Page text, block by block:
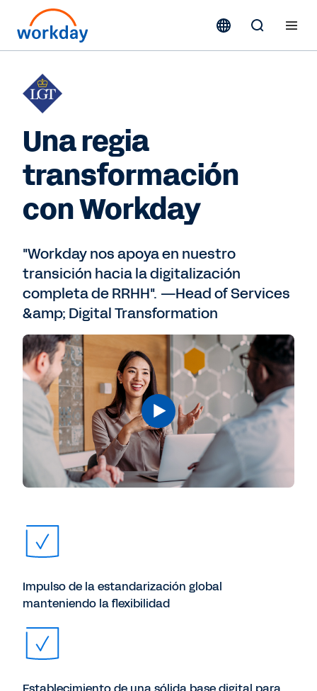
Una regia
transformación
con Workday
"Workday nos apoya en nuestro
transición hacia la digitalización
completa de RRHH". —Head of Services
&amp; Digital Transformation
Impulso de la estandarización global
manteniendo la flexibilidad